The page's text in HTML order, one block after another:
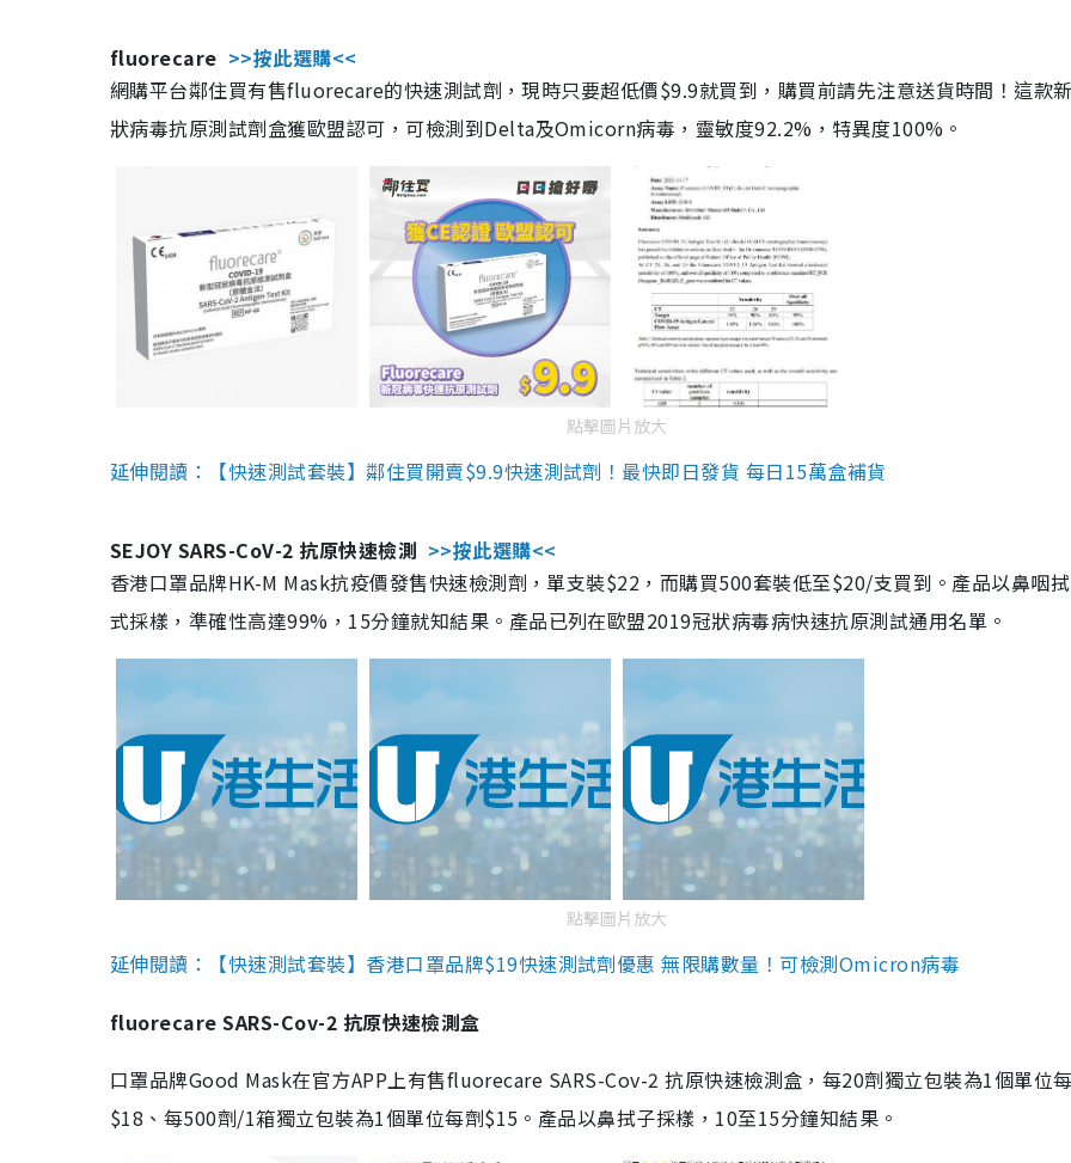
fluorecare >>按此選購<<
網購平台鄰住買有售fluorecare的快速測試劑，現時只要超低價$9.9就買到，購買前請先注意送貨時間！這款
狀病毒抗原測試劑盒獲歐盟認可，可檢測到Delta及Omicorn病毒，靈敏度92.2%，特異度100%。
點擊圖片放大
延伸閱讀：【快速測試套裝】鄰住買開賣$9.9快速測試劑！最快即日發貨 每日15萬盒補貨
SEJOY SARS-CoV-2 抗原快速檢測 >>按此選購<<
香港口罩品牌HK-M Mask抗疫價發售快速檢測劑，單支裝$22，而購買500套裝低至$20/支買到。產品以鼻咽
式採樣，準確性高達99%，15分鐘就知結果。產品已列在歐盟2019冠狀病毒病快速抗原測試通用名單。
點擊圖片放大
延伸閱讀：【快速測試套裝】香港口罩品牌$19快速測試劑優惠 無限購數量！可檢測Omicron病毒
fluorecare SARS-Cov-2 抗原快速檢測盒
口罩品牌Good Mask在官方APP上有售fluorecare SARS-Cov-2 抗原快速檢測盒，每20劑獨立包裝為1個單位
$18、每500劑/1箱獨立包裝為1個單位每劑$15。產品以鼻拭子採樣，10至15分鐘知結果。